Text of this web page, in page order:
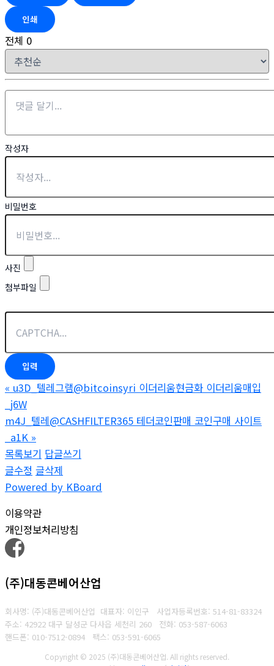
인쇄
전체 0
작성자
비밀번호
사진
첨부파일
« u3D_텔레그램@bitcoinsyri 이더리움현금화 이더리움매입
_j6W
m4J_텔레@CASHFILTER365 테더코인판매 코인구매 사이트
_a1K »
목록보기 답글쓰기
글수정 글삭제
Powered by KBoard
이용약관
개인정보처리방침
(주)대동콘베어산업
회사명: (주)대동콘베어산업 대표자: 이인구 사업자등록번호: 514-81-83324
주소: 42922 대구 달성군 다사읍 세천리 260 전화: 053-587-6063
핸드폰: 010-7512-0894
팩스: 053-591-6065
Copyright © 2025 (주)대동콘베어산업. All rights reserved.